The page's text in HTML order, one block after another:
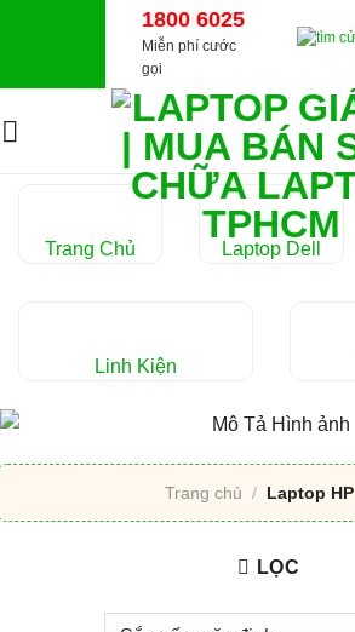
1800 6025
Miễn phí cước
gọi
Trang Chủ Laptop Dell
Linh Kiện
Trang chủ / Laptop HP
LỌC